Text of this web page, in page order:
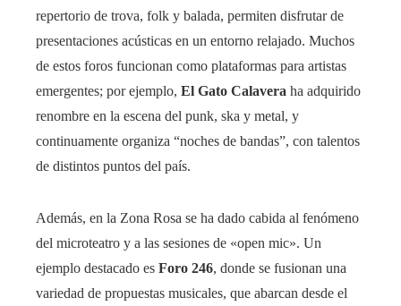
repertorio de trova, folk y balada, permiten disfrutar de
presentaciones acústicas en un entorno relajado. Muchos
de estos foros funcionan como plataformas para artistas
emergentes; por ejemplo, El Gato Calavera ha adquirido
renombre en la escena del punk, ska y metal, y
continuamente organiza “noches de bandas”, con talentos
de distintos puntos del país.
Además, en la Zona Rosa se ha dado cabida al fenómeno
del microteatro y a las sesiones de «open mic». Un
ejemplo destacado es Foro 246, donde se fusionan una
variedad de propuestas musicales, que abarcan desde el